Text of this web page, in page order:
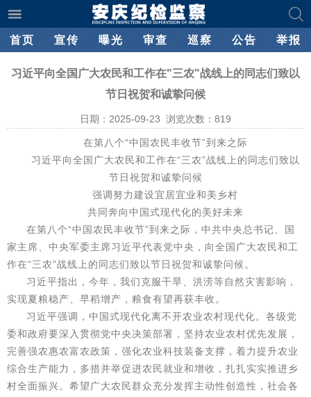
首页 宣传 曝光 审查 巡察 公告 举报
习近平向全国广大农民和工作在"三农"战线上的同志们致以
节日祝贺和诚挚问候
日期：2025-09-23 浏览次数： 819
在第八个“中国农民丰收节”到来之际
习近平向全国广大农民和工作在“三农”战线上的同志们致以
节日祝贺和诚挚问候
强调努力建设宜居宜业和美乡村
共同奔向中国式现代化的美好未来
在第八个“中国农民丰收节”到来之际，中共中央总书记、国
家主席、中央军委主席习近平代表党中央，向全国广大农民和工
作在“三农”战线上的同志们致以节日祝贺和诚挚问候。
习近平指出，今年，我们克服干旱、洪涝等自然灾害影响，
实现夏粮稳产、早稻增产，粮食有望再获丰收。
习近平强调，中国式现代化离不开农业农村现代化。各级党
委和政府要深入贯彻党中央决策部署，坚持农业农村优先发展，
完善强农惠农富农政策，强化农业科技装备支撑，着力提升农业
综合生产能力，多措并举促进农民就业和增收，扎扎实实推进乡
村全面振兴。希望广大农民群众充分发挥主动性创造性，社会各